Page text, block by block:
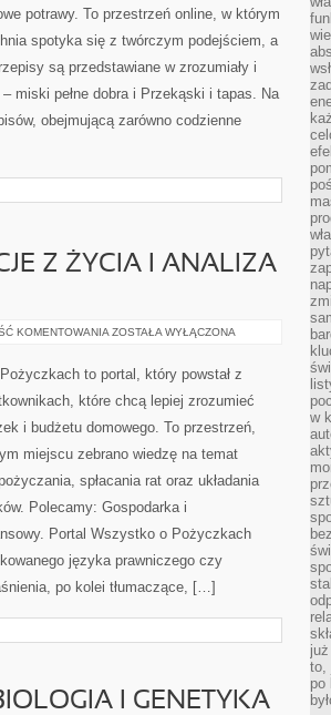
JOGURTY
NABIAŁ
DIY
potrawy. To przestrzeń online, w którym
spotyka się z twórczym podejściem, a
są przedstawiane w zrozumiały i
miski pełne dobra i Przekąski i tapas. Na
obejmującą zarówno codzienne
Z ŻYCIA I ANALIZA
KOMENTOWANIA BŁĘDY
LEKCJE
Z
FUNDAMENTALNA
ZOSTAŁA WYŁĄCZONA
to portal, który powstał z
które chcą lepiej zrozumieć
i budżetu domowego. To przestrzeń,
miejscu zebrano wiedzę na temat
spłacania rat oraz układania
Polecamy: Gospodarka i
Portal Wszystko o Pożyczkach
języka prawniczego czy
po kolei tłumaczące, […]
I GENETYKA
w
to,
po